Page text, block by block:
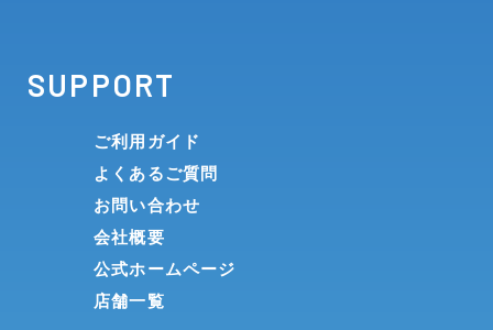
SUPPORT
ご利用ガイド
よくあるご質問
お問い合わせ
会社概要
公式ホームページ
店舗一覧